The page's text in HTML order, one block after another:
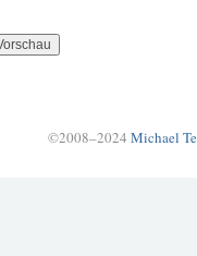
©2008–2024 Michael